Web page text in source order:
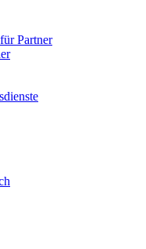
Partner